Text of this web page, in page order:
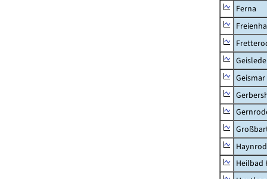
Ferna
Geismar
Heilbad